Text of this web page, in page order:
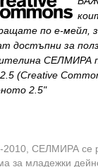
по е-мейл,
достъпни за
СЕЛМИРА
(Creative
2.5"
2010, СЕЛМИРА се
за младежки